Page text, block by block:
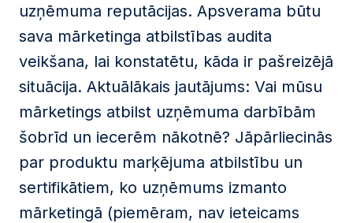
uzņēmuma reputācijas. Apsverama būtu
sava mārketinga atbilstības audita
veikšana, lai konstatētu, kāda ir pašreizējā
situācija. Aktuālākais jautājums: Vai mūsu
mārketings atbilst uzņēmuma darbībām
šobrīd un iecerēm nākotnē? Jāpārliecinās
par produktu marķējuma atbilstību un
sertifikātiem, ko uzņēmums izmanto
mārketingā (piemēram, nav ieteicams